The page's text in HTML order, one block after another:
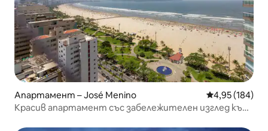
Апартамент – José Menino Средна
4,95 (184)
Красив апартамент със забележителен изглед към